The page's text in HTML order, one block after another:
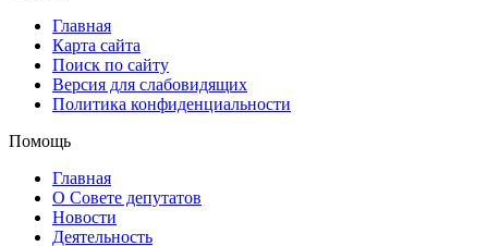
Главная
Карта сайта
Поиск по сайту
Версия для слабовидящих
Политика конфиденциальности
Помощь
Главная
О Совете депутатов
Новости
Деятельность